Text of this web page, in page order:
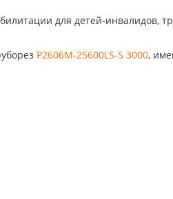
для детей-инвалидов,
P2606M-25600LS-S 3000,